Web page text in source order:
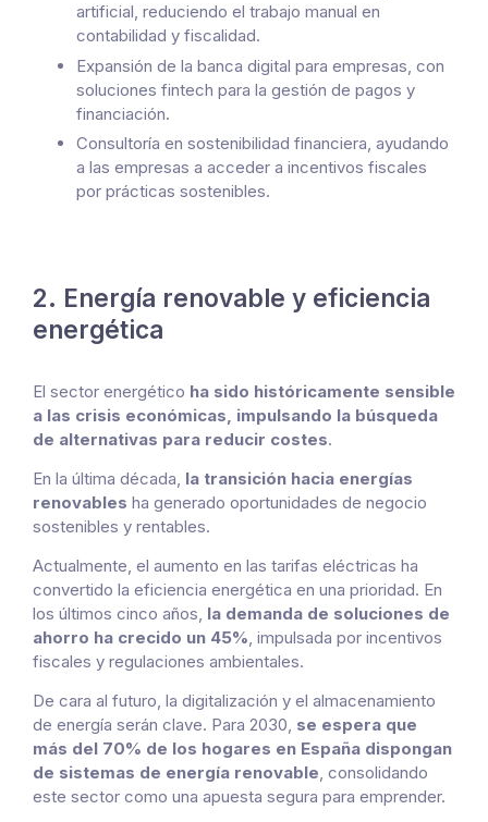
artificial, reduciendo el trabajo manual en
contabilidad y fiscalidad.
Expansión de la banca digital para empresas, con
soluciones fintech para la gestión de pagos y
financiación.
Consultoría en sostenibilidad financiera, ayudando
a las empresas a acceder a incentivos fiscales
por prácticas sostenibles.
2. Energía renovable y eficiencia
energética
El sector energético ha sido históricamente sensible
a las crisis económicas, impulsando la búsqueda
de alternativas para reducir costes.
En la última década, la transición hacia energías
renovables ha generado oportunidades de negocio
sostenibles y rentables.
Actualmente, el aumento en las tarifas eléctricas ha
convertido la eficiencia energética en una prioridad. En
los últimos cinco años, la demanda de soluciones de
ahorro ha crecido un 45%, impulsada por incentivos
fiscales y regulaciones ambientales.
De cara al futuro, la digitalización y el almacenamiento
de energía serán clave. Para 2030, se espera que
más del 70% de los hogares en España dispongan
de sistemas de energía renovable, consolidando
este sector como una apuesta segura para emprender.